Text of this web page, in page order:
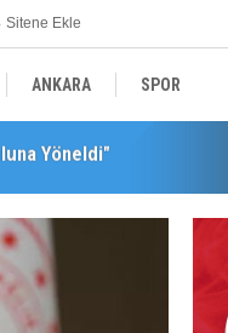
Sitene Ekle
ANKARA SPOR
POLİTİKA